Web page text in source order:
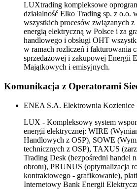
LUXtrading kompleksowe
działalność Elko Trading sp. z o.o.
wszystkich procesów związanych
energią elektryczną w Polsce i za
handlowego i obsługi OHT
w ramach rozliczeń i fakturowania
sprzedażowej i zakupowej Energii
Majątkowych i emisyjnych.
Komunikacja z Operatorami
ENEA S.A. Elektrownia Kozienice
LUX - Kompleksowy system
energii elektrycznej: WIRE
Handlowych z OSP), SOWE
technicznych z OSP), TAXUS
Trading Desk (bezpośredni handel
obrotu), PRUNUS (optymalizacja
kontraktowego - grafikowanie),
Internetowy Bank Energii